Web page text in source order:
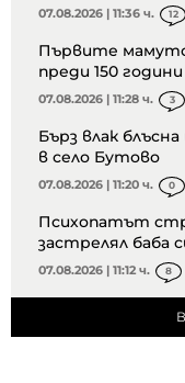
07.08.2026 | 11:36 ч. 12
Първите
преди 150 години
07.08.2026 | 11:28 ч. 3
Бърз влак
в село Бутово
07.08.2026 | 11:20 ч. 0
Психопатът
застрелял баба
07.08.2026 | 11:12 ч. 8